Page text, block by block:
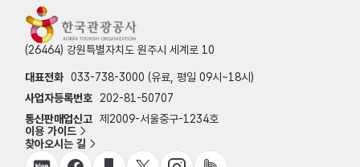
(26464) 강원특별자치도 원주시 세계로 10
대표전화 033-738-3000 (유료, 평일 09시~18시)
사업자등록번호
202-81-50707
통신판매업신고 제2009-서울중구-1234호
이용 가이드
찾아오시는 길